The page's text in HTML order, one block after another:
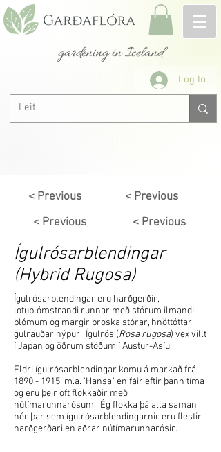
gardening in Iceland
Log In
< Previous
< Previous
< Previous
< Previous
Ígulrósarblendingar
(Hybrid Rugosa)
Ígulrósarblendingar eru harðgerðir,
lotublómstrandi runnar með stórum ilmandi
blómum og margir þroska stórar, hnöttóttar,
gulrauðar nýpur. Ígulrós (Rosa rugosa) vex villt
í Japan og öðrum stöðum í Austur-Asíu.
Eldri ígulrósarblendingar komu á markað frá
1890 - 1915, m.a. 'Hansa,' en fáir eftir þann tíma
og eru þeir oft flokkaðir með
nútímarunnarósum. Ég flokka þá alla saman
hér þar sem ígulrósarblendingarnir eru flestir
harðgerðari en aðrar nútímarunnarósir.